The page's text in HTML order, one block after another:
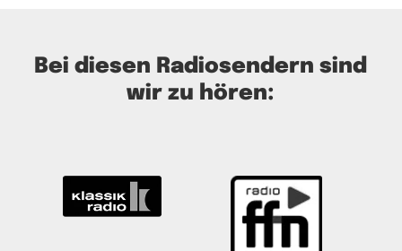
Bei diesen Radiosendern sind
wir zu hören: